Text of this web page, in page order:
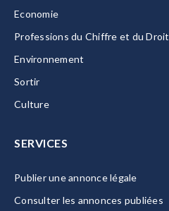
Economie
Professions du Chiffre et du Droit
Environnement
Sortir
Culture
SERVICES
Publier une annonce légale
Consulter les annonces publiées